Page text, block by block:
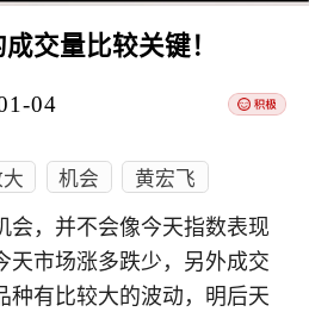
交量比较关键！
04
机会 黄宏飞
会，并不会像今天指数表现
天市场涨多跌少，另外成交
种有比较大的波动，明后天